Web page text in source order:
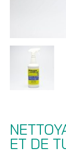
ET DE